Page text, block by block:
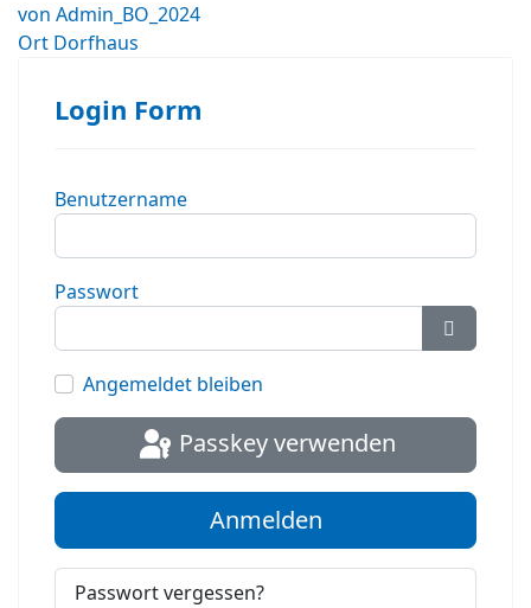
von Admin_BO_2024
Ort Dorfhaus
Login Form
Benutzername
Passwort
Angemeldet bleiben
Passkey verwenden
Anmelden
Passwort vergessen?